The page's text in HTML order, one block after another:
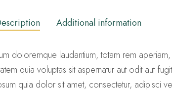
Additional information
doloremque laudantium, totam rem
quia voluptas sit aspernatur aut odit aut
quia dolor sit amet, consectetur, adipisci